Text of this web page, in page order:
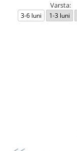
Varsta:
3-6 luni 1-3 luni